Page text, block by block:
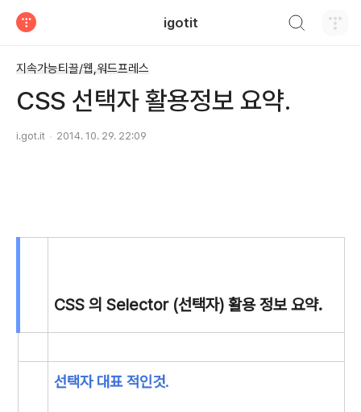
igotit
지속가능티끌/웹,워드프레스
CSS 선택자 활용정보 요약.
i.got.it 2014. 10. 29. 22:09
CSS 의 Selector (선택자) 활용 정보 요약.
선택자 대표 적인것.